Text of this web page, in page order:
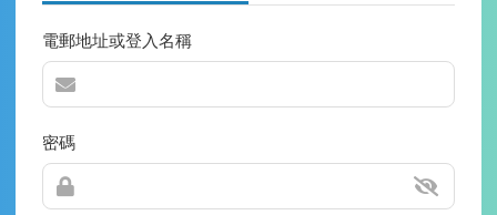
電郵地址或登入名稱
密碼